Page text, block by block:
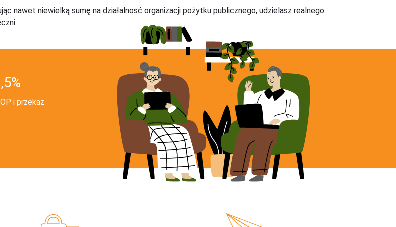
nawet niewielką sumę na działalnosć organizacji pożytku publicznego, udzielasz realnego
i przekaż